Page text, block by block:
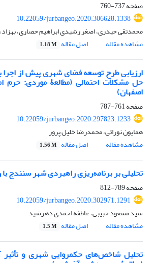
صفحه737-760
10.22059/jurbangeo.2020.306628.1338
محمدتقی حیدری، اصغر رشیدی ابراهیم حصاری، بهزاد
مشاهده مقاله
اصل مقاله 1.18 M
ارزیابی طرح توسعه فضای شهری پیش از
حل مشکلات احتمالی (مطالعۀ موردی: حرم
اصفهان)
صفحه761-787
10.22059/jurbangeo.2020.297823.1233
همایون نورائی، محمدرضا خلیل پرور
مشاهده مقاله
اصل مقاله 1.56 M
تحلیلی بر برنامه‌ریزی راهبردی شهر سنندج
صفحه789-812
10.22059/jurbangeo.2020.302971.1291
سید مسعود حبیبی، عاطفه احمدی دهرشید
مشاهده مقاله
اصل مقاله 1.5 M
تحلیل شاخص‌های حکمروایی شهری و